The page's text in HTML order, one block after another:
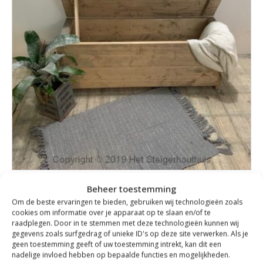
Beheer toestemming
Om de beste ervaringen te bieden, gebruiken wij technologieën zoals
cookies om informatie over je apparaat op te slaan en/of te
raadplegen. Door in te stemmen met deze technologieën kunnen wij
gegevens zoals surfgedrag of unieke ID's op deze site verwerken. Als je
geen toestemming geeft of uw toestemming intrekt, kan dit een
nadelige invloed hebben op bepaalde functies en mogelijkheden.
€239,00- €329,00Prijsklasse:
€239,00
tot
€329,00
BEKIJK PRODUCT
gekozen
worden
op
de
productpagina